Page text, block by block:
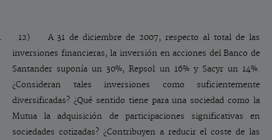
12)
A 31 de diciembre de 2007, respecto al total de las
inversiones financieras, la inversión en acciones del Banco de
Santander suponía un 30%, Repsol un 16% y Sacyr un 14%.
¿Consideran tales inversiones como suficientemente
diversificadas? ¿Qué sentido tiene para una sociedad como la
Mutua la adquisición de participaciones significativas en
sociedades cotizadas? ¿Contribuyen a reducir el coste de las